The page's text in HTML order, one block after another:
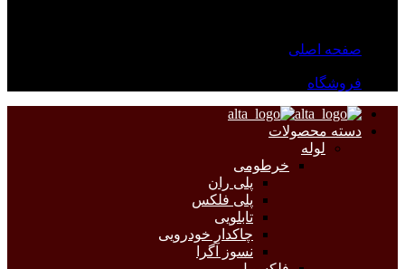
صفحه اصلی
فروشگاه
دسته محصولات
لوله
خرطومی
پلی ران
پلی فلکس
تابلویی
چاکدار خودرویی
نسوز آگرا